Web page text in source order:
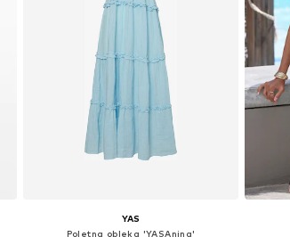
YAS
Poletna obleka 'YASAnina'